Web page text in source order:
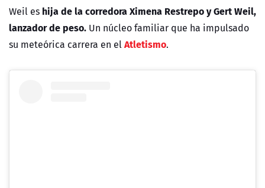
Weil es hija de la corredora Ximena Restrepo y Gert Weil,
lanzador de peso. Un núcleo familiar que ha impulsado
su meteórica carrera en elAtletismo.